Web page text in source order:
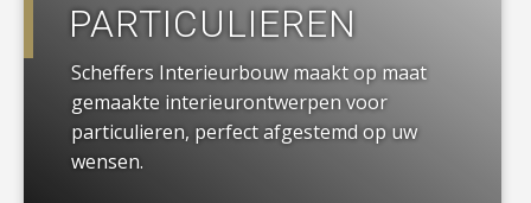
PARTICULIEREN
Scheffers Interieurbouw maakt op maat
gemaakte interieurontwerpen voor
particulieren, perfect afgestemd op uw
wensen.